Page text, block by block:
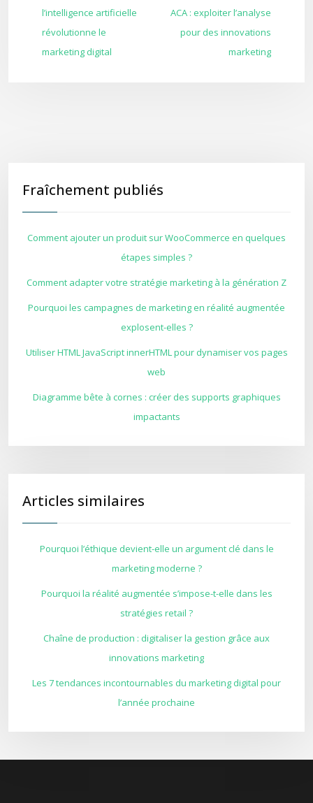
l’intelligence artificielle
révolutionne le
marketing digital
ACA : exploiter l’analyse
pour des innovations
marketing
Fraîchement publiés
Comment ajouter un produit sur WooCommerce en quelques
étapes simples ?
Comment adapter votre stratégie marketing à la génération Z
Pourquoi les campagnes de marketing en réalité augmentée
explosent-elles ?
Utiliser HTML JavaScript innerHTML pour dynamiser vos pages
web
Diagramme bête à cornes : créer des supports graphiques
impactants
Articles similaires
Pourquoi l’éthique devient-elle un argument clé dans le
marketing moderne ?
Pourquoi la réalité augmentée s’impose-t-elle dans les
stratégies retail ?
Chaîne de production : digitaliser la gestion grâce aux
innovations marketing
Les 7 tendances incontournables du marketing digital pour
l’année prochaine